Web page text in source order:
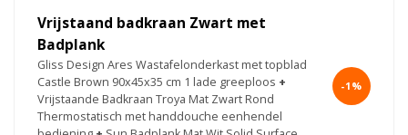
Vrijstaand badkraan Zwart met
Badplank
Gliss Design Ares Wastafelonderkast met topblad
Castle Brown 90x45x35 cm 1 lade greeploos +
Vrijstaande Badkraan Troya Mat Zwart Rond
Thermostatisch met handdouche eenhendel
-1%